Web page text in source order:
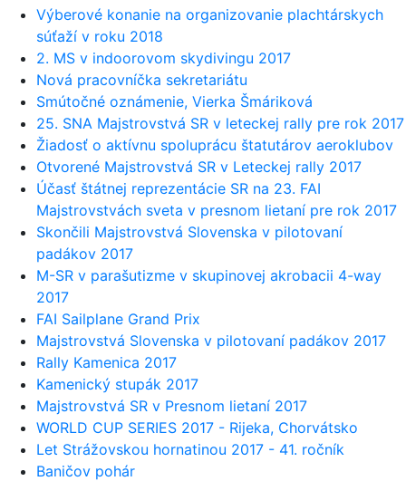
Výberové konanie na organizovanie plachtárskych
súťaží v roku 2018
2. MS v indoorovom skydivingu 2017
Nová pracovníčka sekretariátu
Smútočné oznámenie, Vierka Šmáriková
25. SNA Majstrovstvá SR v leteckej rally pre rok 2017
Žiadosť o aktívnu spoluprácu štatutárov aeroklubov
Otvorené Majstrovstvá SR v Leteckej rally 2017
Účasť štátnej reprezentácie SR na 23. FAI
Majstrovstvách sveta v presnom lietaní pre rok 2017
Skončili Majstrovstvá Slovenska v pilotovaní
padákov 2017
M-SR v parašutizme v skupinovej akrobacii 4-way
2017
FAI Sailplane Grand Prix
Majstrovstvá Slovenska v pilotovaní padákov 2017
Rally Kamenica 2017
Kamenický stupák 2017
Majstrovstvá SR v Presnom lietaní 2017
WORLD CUP SERIES 2017 - Rijeka, Chorvátsko
Let Strážovskou hornatinou 2017 - 41. ročník
Baničov pohár